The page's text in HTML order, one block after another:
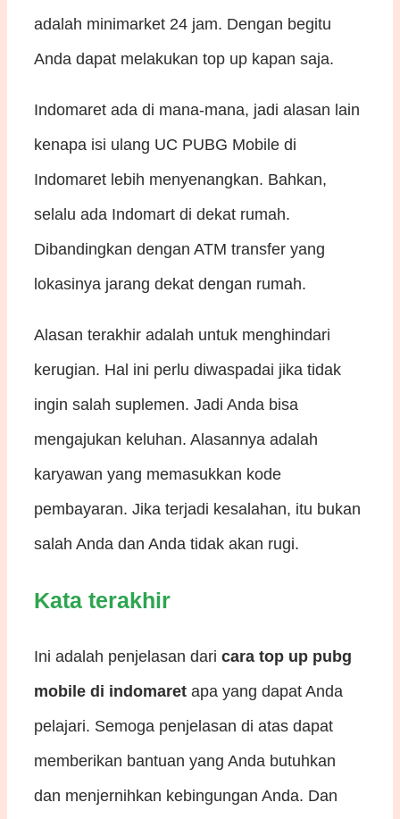
adalah minimarket 24 jam. Dengan begitu
Anda dapat melakukan top up kapan saja.
Indomaret ada di mana-mana, jadi alasan lain
kenapa isi ulang UC PUBG Mobile di
Indomaret lebih menyenangkan. Bahkan,
selalu ada Indomart di dekat rumah.
Dibandingkan dengan ATM transfer yang
lokasinya jarang dekat dengan rumah.
Alasan terakhir adalah untuk menghindari
kerugian. Hal ini perlu diwaspadai jika tidak
ingin salah suplemen. Jadi Anda bisa
mengajukan keluhan. Alasannya adalah
karyawan yang memasukkan kode
pembayaran. Jika terjadi kesalahan, itu bukan
salah Anda dan Anda tidak akan rugi.
Kata terakhir
Ini adalah penjelasan dari cara top up pubg
mobile di indomaret apa yang dapat Anda
pelajari. Semoga penjelasan di atas dapat
memberikan bantuan yang Anda butuhkan
dan menjernihkan kebingungan Anda. Dan